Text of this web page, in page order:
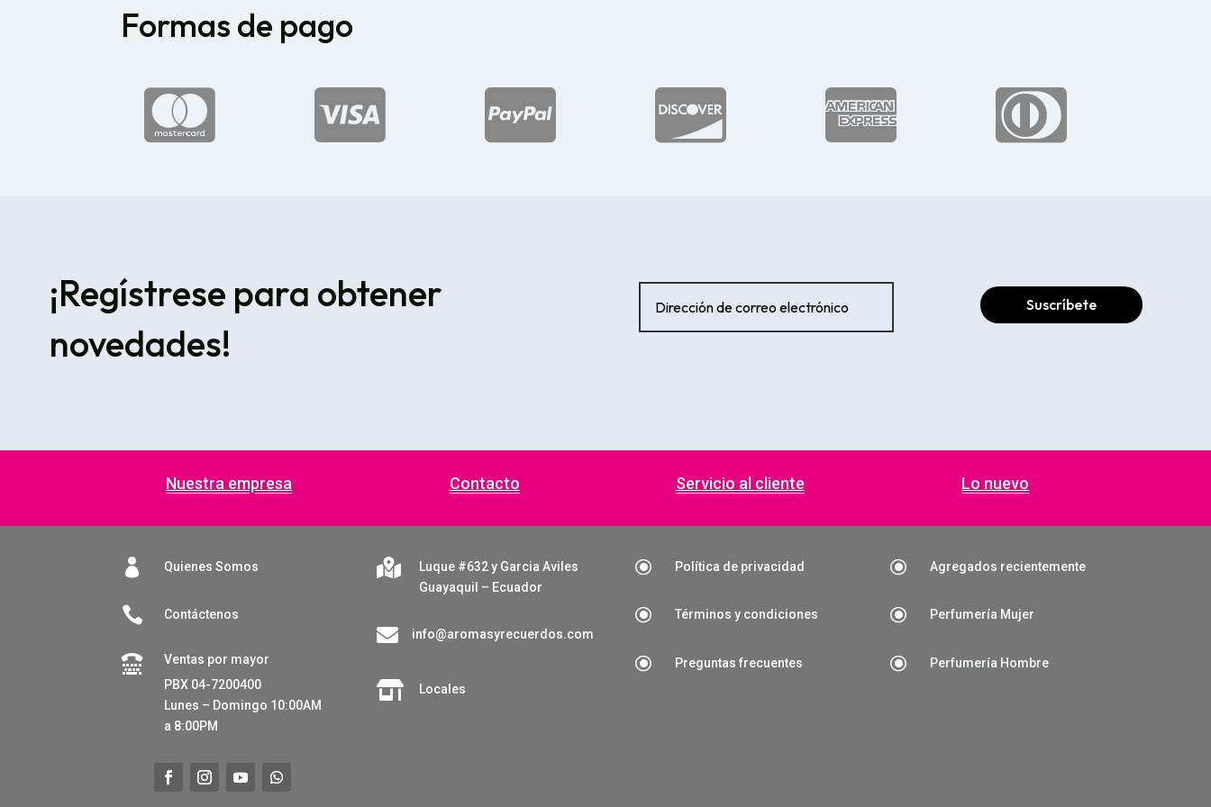
Formas de pago
     
¡Regístrese para obtener
novedades!
Suscríbete
Nuestra empresa Contacto Servicio al cliente Lo nuevo
 Quienes Somos
 Contáctenos

Ventas por mayor
PBX 04-7200400
Lunes – Domingo 10:00AM
a 8:00PM

Luque #632 y Garcia Aviles
Guayaquil – Ecuador
 info@aromasyrecuerdos.com
 Locales
\ Política de privacidad
\ Términos y condiciones
\ Preguntas frecuentes
\ Agregados recientemente
\ Perfumería Mujer
\ Perfumería Hombre